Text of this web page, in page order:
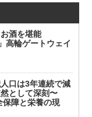
酒を堪能
高輪ゲートウェイ
口は3年連続で減
として深刻〜
保障と栄養の現